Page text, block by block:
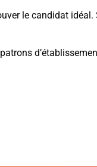
le candidat